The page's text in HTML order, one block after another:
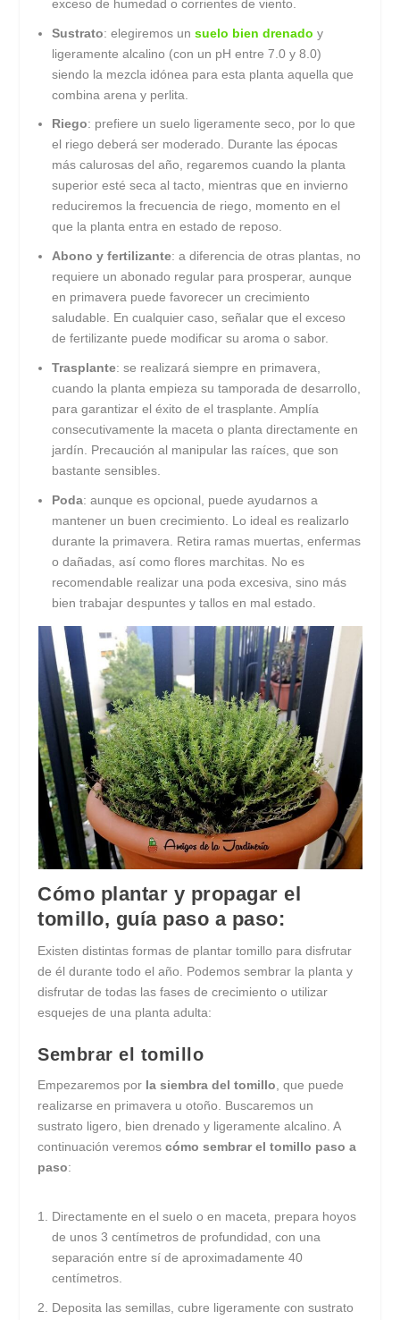
exceso de humedad o corrientes de viento.
Sustrato: elegiremos unsuelo bien drenado y
ligeramente alcalino (con un pH entre 7.0 y 8.0)
siendo la mezcla idónea para esta planta aquella que
combina arena y perlita.
Riego: prefiere un suelo ligeramente seco, por lo que
el riego deberá ser moderado. Durante las épocas
más calurosas del año, regaremos cuando la planta
superior esté seca al tacto, mientras que en invierno
reduciremos la frecuencia de riego, momento en el
que la planta entra en estado de reposo.
Abono y fertilizante: a diferencia de otras plantas, no
requiere un abonado regular para prosperar, aunque
en primavera puede favorecer un crecimiento
saludable. En cualquier caso, señalar que el exceso
de fertilizante puede modificar su aroma o sabor.
Trasplante: se realizará siempre en primavera,
cuando la planta empieza su tamporada de desarrollo,
para garantizar el éxito de el trasplante. Amplía
consecutivamente la maceta o planta directamente en
jardín. Precaución al manipular las raíces, que son
bastante sensibles.
Poda: aunque es opcional, puede ayudarnos a
mantener un buen crecimiento. Lo ideal es realizarlo
durante la primavera. Retira ramas muertas, enfermas
o dañadas, así como flores marchitas. No es
recomendable realizar una poda excesiva, sino más
bien trabajar despuntes y tallos en mal estado.
Cómo plantar y propagar el
tomillo, guía paso a paso:
Existen distintas formas de plantar tomillo para disfrutar
de él durante todo el año. Podemos sembrar la planta y
disfrutar de todas las fases de crecimiento o utilizar
esquejes de una planta adulta:
Sembrar el tomillo
Empezaremos por la siembra del tomillo , que puede
realizarse en primavera u otoño. Buscaremos un
sustrato ligero, bien drenado y ligeramente alcalino. A
continuación veremoscómo sembrar el tomillo paso a
paso:
Directamente en el suelo o en maceta, prepara hoyos
de unos 3 centímetros de profundidad, con una
separación entre sí de aproximadamente 40
centímetros.
Deposita las semillas, cubre ligeramente con sustrato